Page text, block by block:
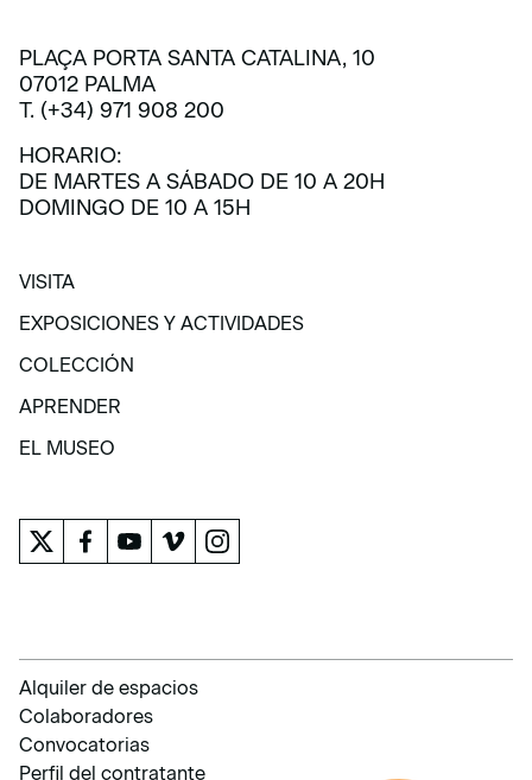
PLAÇA PORTA SANTA CATALINA, 10
07012 PALMA
T. (+34) 971 908 200
HORARIO:
DE MARTES A SÁBADO DE 10 A 20H
DOMINGO DE 10 A 15H
VISITA
VISITA
EXPOSICIONES Y ACTIVIDADES
EXPOSICIONES Y ACTIVIDADES
COLECCIÓN
COLECCIÓN
APRENDER
APRENDER
EL MUSEO
Alquiler de espacios
Colaboradores
Convocatorias
Perfil del contratante